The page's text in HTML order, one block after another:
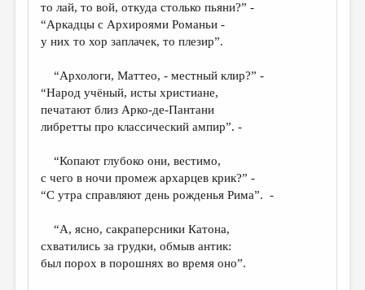
ПЕРЕВОДЫ
КОНКУРСЫ
ДЕТСКАЯ КОМНАТА
КНИЖНАЯ ПОЛКА
ОБЗОР ЛИТЕРАТУРЫ
СТРАНИЦЫ ПАМЯТИ
ОБЪЯВЛЕНИЯ
КОЛОНКА РЕДАКТОРА
РЕДКОЛЛЕГИЯ
то лай, то вой, откуда столько пьяни?” -
“Аркадцы с Архироями Романьи -
у них то хор заплачек, то плезир”.
“Архологи, Маттео, - местный клир?” -
“Народ учёный, исты христиане,
печатают близ Арко-де-Пантани
либретты про классический ампир”. -
“Копают глубоко они, вестимо,
с чего в ночи промеж архарцев крик?” -
“С утра справляют день рожденья Рима”. -
“А, яcно, сакраперсники Катона,
схватились за грудки, обмыв антик:
был порох в порошнях во время оно”.